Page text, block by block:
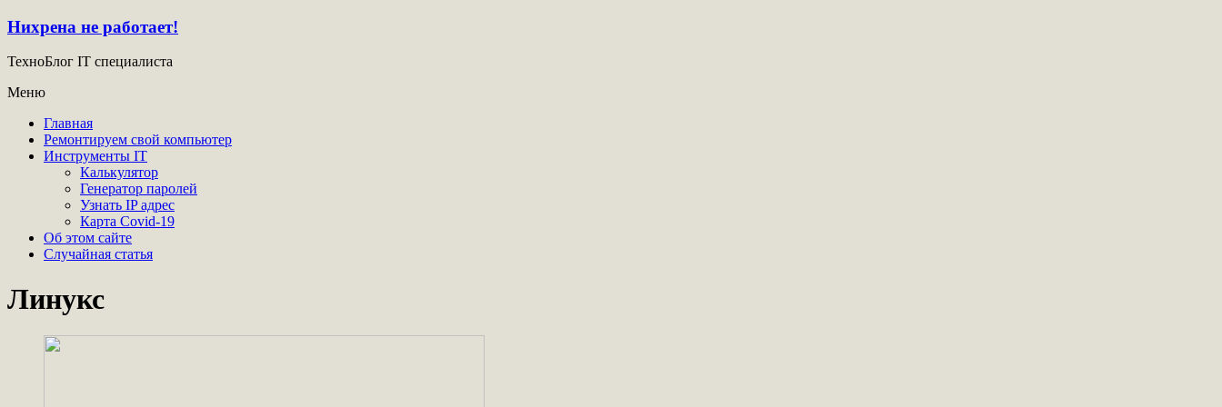
Нихрена не работает!
ТехноБлог IT специалиста
Меню
Главная
Ремонтируем свой компьютер
Инструменты IT
Калькулятор
Генератор паролей
Узнать IP адрес
Карта Covid-19
Об этом сайте
Случайная статья
Линукс